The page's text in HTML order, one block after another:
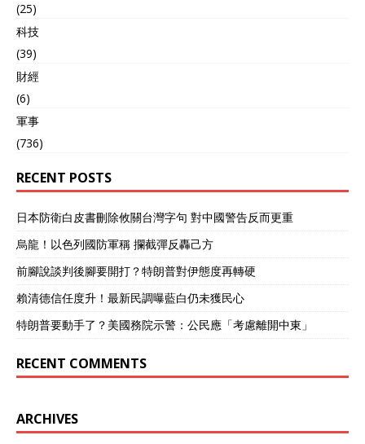
(25)
科技
(39)
財經
(6)
軍事
(736)
RECENT POSTS
日本防衛白皮書刪除攸關台灣字句 對中國警告反而更重
烏龍！以色列國防軍稱 攔截彈反轟己方
前腳說談判後腳要開打？特朗普對伊態度再轉硬
賴清德信任度升！最新民調曝藍白仍未獲民心
特朗普要動手了？美國務院示警：公民應「考慮離開中東」
RECENT COMMENTS
ARCHIVES